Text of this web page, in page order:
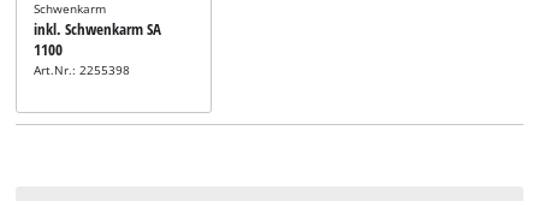
Schwenkarm
inkl. Schwenkarm SA
1100
Art.Nr.: 2255398